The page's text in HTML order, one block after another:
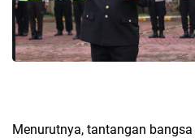
Menurutnya, tantangan